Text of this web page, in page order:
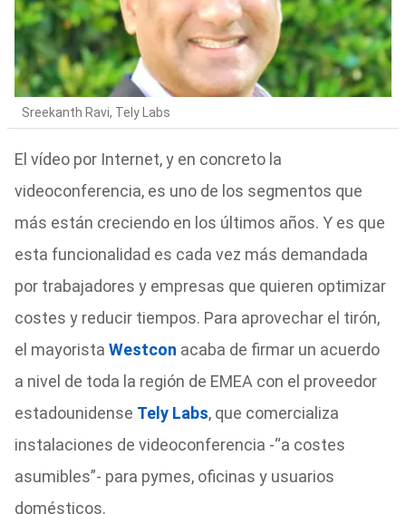
Sreekanth Ravi, Tely Labs
El vídeo por Internet, y en concreto la
videoconferencia, es uno de los segmentos que
más están creciendo en los últimos años. Y es que
esta funcionalidad es cada vez más demandada
por trabajadores y empresas que quieren optimizar
costes y reducir tiempos. Para aprovechar el tirón,
el mayorista Westcon acaba de firmar un acuerdo
a nivel de toda la región de EMEA con el proveedor
estadounidense Tely Labs, que comercializa
instalaciones de videoconferencia -“a costes
asumibles”- para pymes, oficinas y usuarios
domésticos.